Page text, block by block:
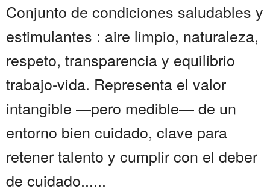
Conjunto de condiciones saludables y
estimulantes : aire limpio, naturaleza,
respeto, transparencia y equilibrio
trabajo-vida. Representa el valor
intangible —pero medible— de un
entorno bien cuidado, clave para
retener talento y cumplir con el deber
de cuidado......